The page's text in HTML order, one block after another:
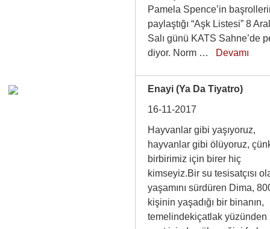
Pamela Spence’in
paylaştığı “Aşk Listesi” 8
Salı günü KATS Sahne’de
diyor. Norm … Devamı
Enayi (Ya Da Tiyatro)
16-11-2017
Hayvanlar gibi yaşıyoruz,
hayvanlar gibi ölüyoruz,
birbirimiz için birer hiç
kimseyiz.Bir su tesisatçısı
yaşamını sürdüren Dima,
kişinin yaşadığı bir binanın,
temelindekiçatlak yüzünden